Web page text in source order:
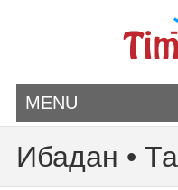
MENU
Ибадан •